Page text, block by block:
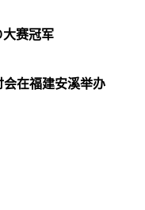
赛冠军
在福建安溪举办